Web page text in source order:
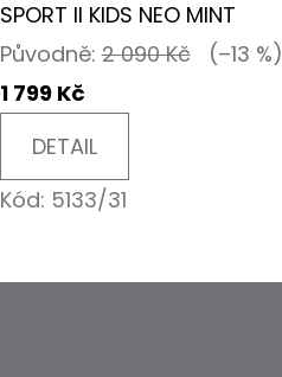
SPORT II KIDS NEO MINT
Původně:2 090 Kč
(–13 %)
1 799 Kč
DETAIL
Kód: 5133/31